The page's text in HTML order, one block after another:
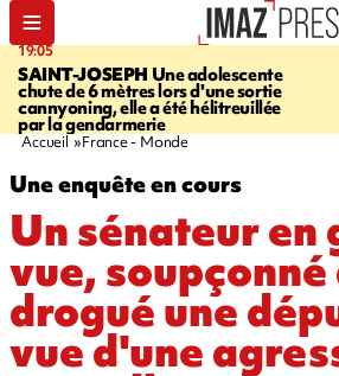
19:05
SAINT-JOSEPH Une adolescente
chute de 6 mètres lors d'une sortie
cannyoning, elle a été hélitreuillée
par la gendarmerie
Accueil France - Monde
Une enquête en cours
Un sénateur en
vue,
drogué une
vue d'une